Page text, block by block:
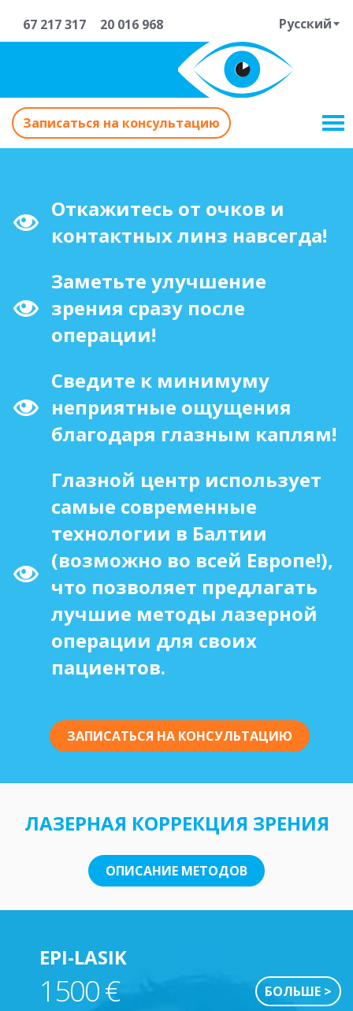
67 217 317 20 016 968 Русский
Записаться на консультацию
Откажитесь от очков и
контактных линз навсегда!
Заметьте улучшение
зрения сразу после
операции!
Сведите к минимуму
неприятные ощущения
благодаря глазным каплям!
Глазной центр использует
самые современные
технологии в Балтии
(возможно во всей Европе!),
что позволяет предлагать
лучшие методы лазерной
операции для своих
пациентов.
ЗАПИСАТЬСЯ НА КОНСУЛЬТАЦИЮ
ЛАЗЕРНАЯ КОРРЕКЦИЯ ЗРЕНИЯ
ОПИСАНИЕ МЕТОДОВ
EPI-LASIK
1500 € БОЛЬШЕ >